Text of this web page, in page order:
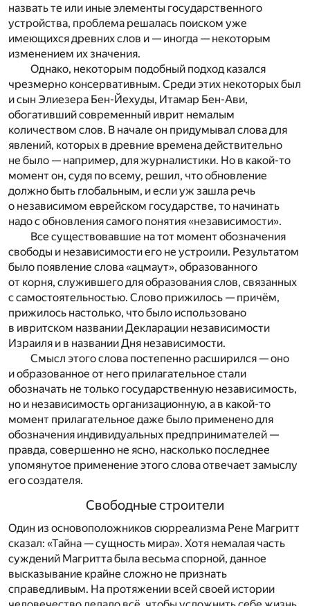
назвать те или иные элементы государственного
устройства, проблема решалась поиском уже
имеющихся древних слов и — иногда — некоторым
изменением их значения.
Однако, некоторым подобный подход казался
чрезмерно консервативным. Среди этих некоторых был
и сын Элиезера Бен-Йехуды, Итамар Бен-Ави,
обогативший современный иврит немалым
количеством слов. В начале он придумывал слова для
явлений, которых в древние времена действительно
не было — например, для журналистики. Но в какой-то
момент он, судя по всему, решил, что обновление
должно быть глобальным, и если уж зашла речь
о независимом еврейском государстве, то начинать
надо с обновления самого понятия «независимости».
Все существовавшие на тот момент обозначения
свободы и независимости его не устроили. Результатом
было появление слова «ацмаут», образованного
от корня, служившего для образования слов, связанных
с самостоятельностью. Слово прижилось — причём,
прижилось настолько, что было использовано
в ивритском названии Декларации независимости
Израиля и в названии Дня независимости.
Смысл этого слова постепенно расширился — оно
и образованное от него прилагательное стали
обозначать не только государственную независимость,
но и независимость организационную, а в какой-то
момент прилагательное даже было применено для
обозначения индивидуальных предпринимателей —
правда, совершенно не ясно, насколько последнее
упомянутое применение этого слова отвечает замыслу
его создателя.
Свободные строители
Один из основоположников сюрреализма Рене Магритт
сказал: «Тайна — сущность мира». Хотя немалая часть
суждений Магритта была весьма спорной, данное
высказывание крайне сложно не признать
справедливым. На протяжении всей своей истории